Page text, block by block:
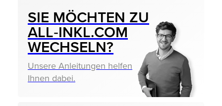
SIE MÖCHTEN ZU
ALL‑INKL.COM
WECHSELN?
Unsere Anleitungen helfen
Ihnen dabei.